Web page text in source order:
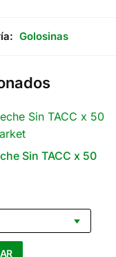
Golosinas
Sin TACC x 50